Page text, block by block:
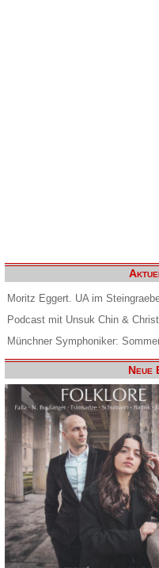
Moritz Eggert. UA im
Podcast mit Unsuk Chin &
Münchner Symphoniker:
Neue